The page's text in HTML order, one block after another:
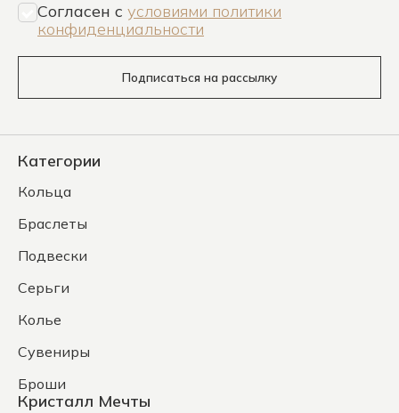
Согласен c условиями политики
конфиденциальности
Подписаться на рассылку
Категории
Кольца
Браслеты
Подвески
Серьги
Колье
Сувениры
Броши
Кристалл Мечты